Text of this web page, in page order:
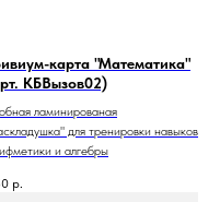
карта "Математика"
КБВызов02)
ламинированая
для тренировки навыков
и алгебры
р.